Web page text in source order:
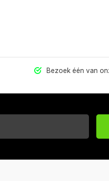
Bezoek één van